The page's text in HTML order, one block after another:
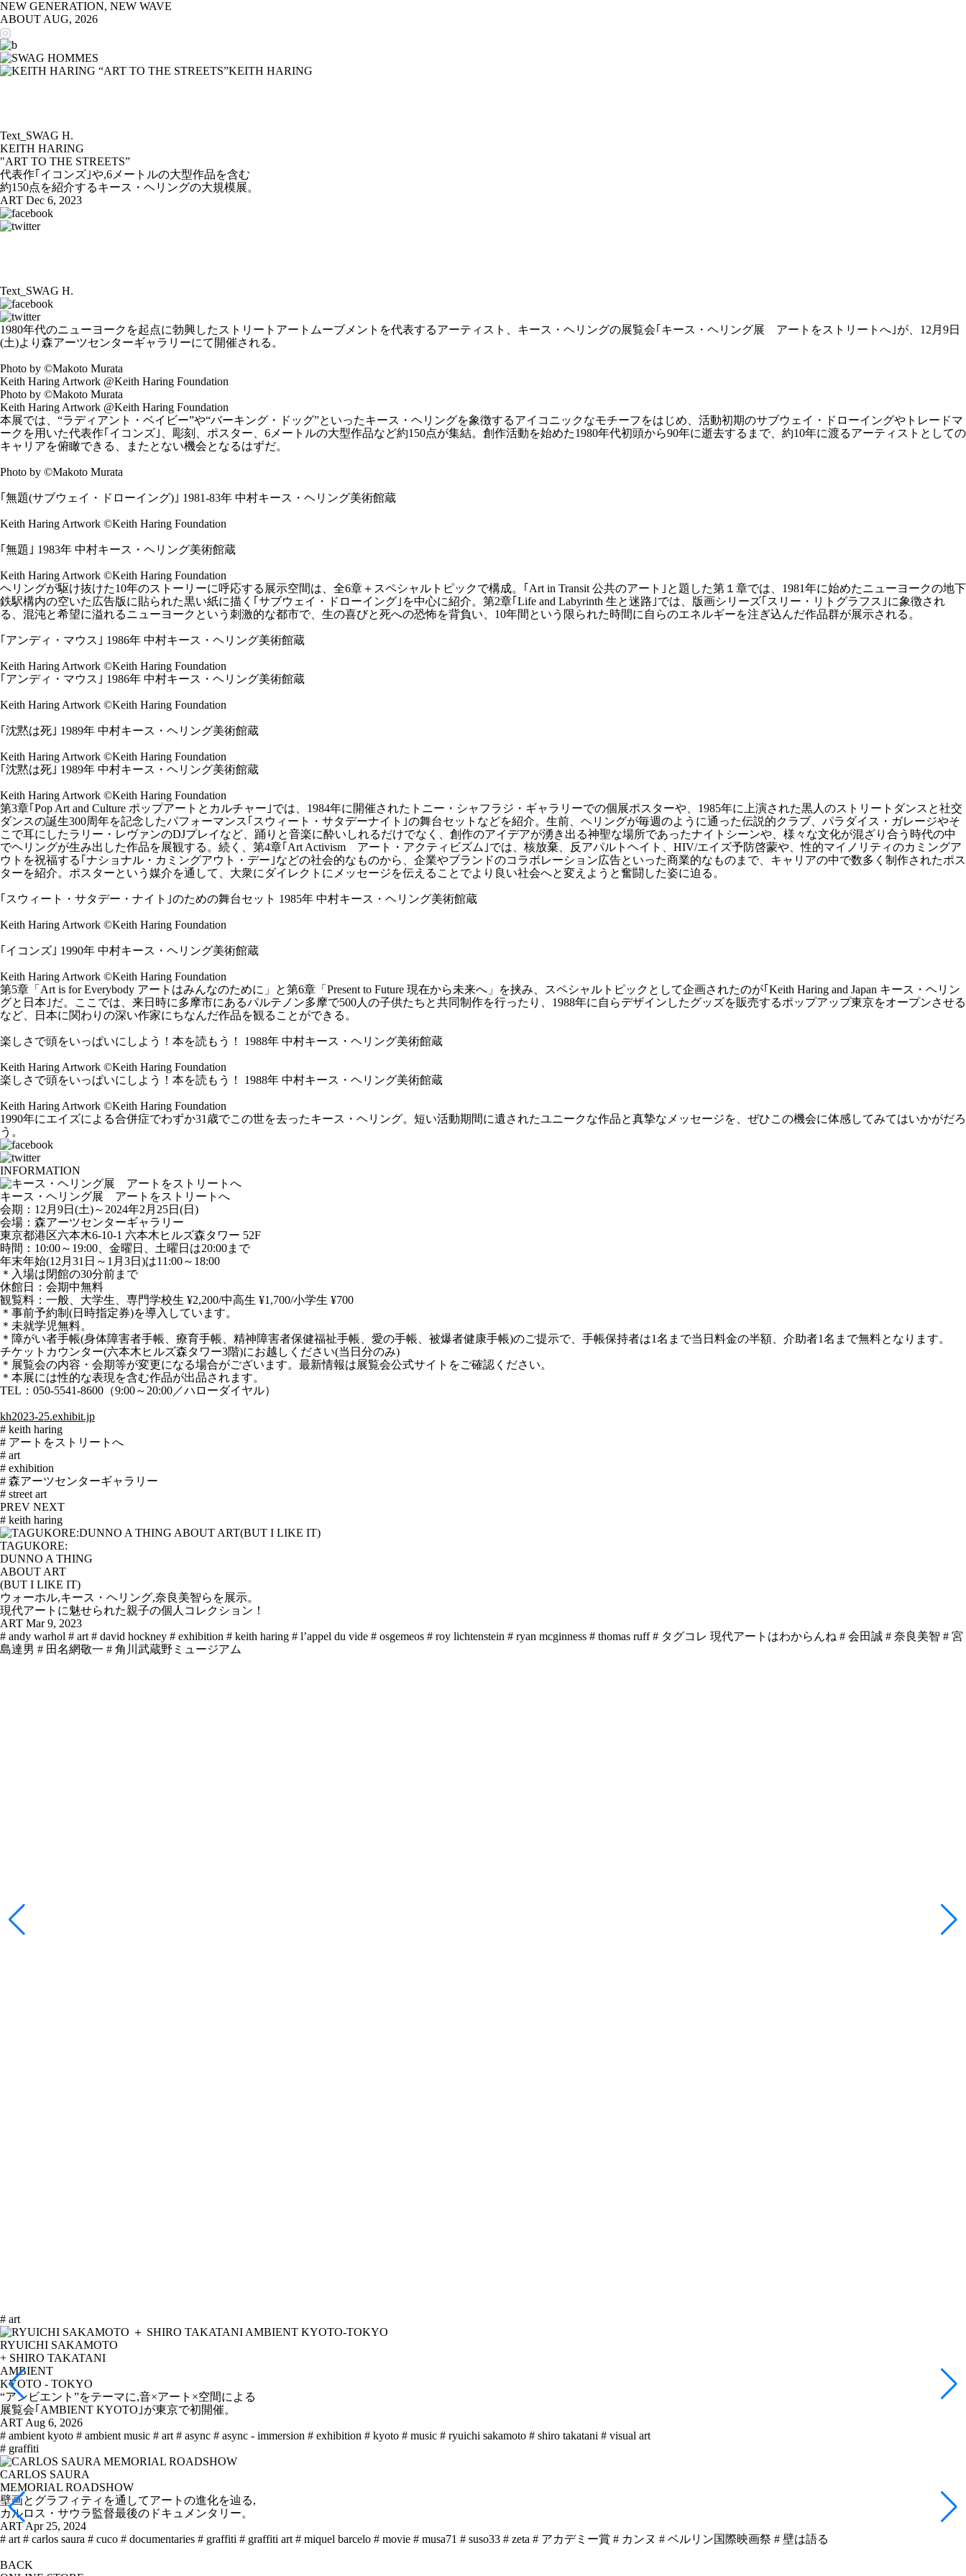
NEW GENERATION, NEW WAVE
ABOUT AUG, 2026
Text_SWAG H.
KEITH HARING
"ART TO THE STREETS”
代表作｢イコンズ｣や,6メートルの大型作品を含む
約150点を紹介するキース・ヘリングの大規模展。
ART Dec 6, 2023
Text_SWAG H.
1980年代のニューヨークを起点に勃興したストリートアートムーブメントを代表するアーティスト、キース・ヘリングの展覧会｢キース・ヘリング展 アートをストリートへ｣が、12月9日
(土)より森アーツセンターギャラリーにて開催される。
Photo by ©Makoto Murata
Keith Haring Artwork @Keith Haring Foundation
Photo by ©Makoto Murata
Keith Haring Artwork @Keith Haring Foundation
本展では、“ラディアント・ベイビー”や“バーキング・ドッグ”といったキース・ヘリングを象徴するアイコニックなモチーフをはじめ、活動初期のサブウェイ・ドローイングやトレードマ
ークを用いた代表作｢イコンズ｣、彫刻、ポスター、6メートルの大型作品など約150点が集結。創作活動を始めた1980年代初頭から90年に逝去するまで、約10年に渡るアーティストとしての
キャリアを俯瞰できる、またとない機会となるはずだ。
Photo by ©Makoto Murata
｢無題(サブウェイ・ドローイング)｣ 1981-83年 中村キース・ヘリング美術館蔵
Keith Haring Artwork ©Keith Haring Foundation
｢無題｣ 1983年 中村キース・ヘリング美術館蔵
Keith Haring Artwork ©Keith Haring Foundation
ヘリングが駆け抜けた10年のストーリーに呼応する展示空間は、全6章＋スペシャルトピックで構成。｢Art in Transit 公共のアート｣と題した第１章では、1981年に始めたニューヨークの地下
鉄駅構内の空いた広告版に貼られた黒い紙に描く｢サブウェイ・ドローイング｣を中心に紹介。第2章｢Life and Labyrinth 生と迷路｣では、版画シリーズ｢スリー・リトグラフス｣に象徴され
る、混沌と希望に溢れるニューヨークという刺激的な都市で、生の喜びと死への恐怖を背負い、10年間という限られた時間に自らのエネルギーを注ぎ込んだ作品群が展示される。
｢アンディ・マウス｣ 1986年 中村キース・ヘリング美術館蔵
Keith Haring Artwork ©Keith Haring Foundation
｢アンディ・マウス｣ 1986年 中村キース・ヘリング美術館蔵
Keith Haring Artwork ©Keith Haring Foundation
｢沈黙は死｣ 1989年 中村キース・ヘリング美術館蔵
Keith Haring Artwork ©Keith Haring Foundation
｢沈黙は死｣ 1989年 中村キース・ヘリング美術館蔵
Keith Haring Artwork ©Keith Haring Foundation
第3章｢Pop Art and Culture ポップアートとカルチャー｣では、1984年に開催されたトニー・シャフラジ・ギャラリーでの個展ポスターや、1985年に上演された黒人のストリートダンスと社交
ダンスの誕生300周年を記念したパフォーマンス｢スウィート・サタデーナイト｣の舞台セットなどを紹介。生前、ヘリングが毎週のように通った伝説的クラブ、パラダイス・ガレージやそ
こで耳にしたラリー・レヴァンのDJプレイなど、踊りと音楽に酔いしれるだけでなく、創作のアイデアが湧き出る神聖な場所であったナイトシーンや、様々な文化が混ざり合う時代の中
でヘリングが生み出した作品を展観する。続く、第4章｢Art Activism アート・アクティビズム｣では、核放棄、反アパルトヘイト、HIV/エイズ予防啓蒙や、性的マイノリティのカミングア
ウトを祝福する｢ナショナル・カミングアウト・デー｣などの社会的なものから、企業やブランドのコラボレーション広告といった商業的なものまで、キャリアの中で数多く制作されたポス
ターを紹介。ポスターという媒介を通して、大衆にダイレクトにメッセージを伝えることでより良い社会へと変えようと奮闘した姿に迫る。
｢スウィート・サタデー・ナイト｣のための舞台セット 1985年 中村キース・ヘリング美術館蔵
Keith Haring Artwork ©Keith Haring Foundation
｢イコンズ｣ 1990年 中村キース・ヘリング美術館蔵
Keith Haring Artwork ©Keith Haring Foundation
第5章「Art is for Everybody アートはみんなのために」と第6章「Present to Future 現在から未来へ」を挟み、スペシャルトピックとして企画されたのが｢Keith Haring and Japan キース・ヘリン
グと日本｣だ。ここでは、来日時に多摩市にあるパルテノン多摩で500人の子供たちと共同制作を行ったり、1988年に自らデザインしたグッズを販売するポップアップ東京をオープンさせる
など、日本に関わりの深い作家にちなんだ作品を観ることができる。
楽しさで頭をいっぱいにしよう！本を読もう！ 1988年 中村キース・ヘリング美術館蔵
Keith Haring Artwork ©Keith Haring Foundation
楽しさで頭をいっぱいにしよう！本を読もう！ 1988年 中村キース・ヘリング美術館蔵
Keith Haring Artwork ©Keith Haring Foundation
1990年にエイズによる合併症でわずか31歳でこの世を去ったキース・ヘリング。短い活動期間に遺されたユニークな作品と真摯なメッセージを、ぜひこの機会に体感してみてはいかがだろ
う。
INFORMATION
キース・ヘリング展 アートをストリートへ
会期：12月9日(土)～2024年2月25日(日)
会場：森アーツセンターギャラリー
東京都港区六本木6-10-1 六本木ヒルズ森タワー 52F
時間：10:00～19:00、金曜日、土曜日は20:00まで
年末年始(12月31日～1月3日)は11:00～18:00
＊入場は閉館の30分前まで
休館日：会期中無料
観覧料：一般、大学生、専門学校生 ¥2,200/中高生 ¥1,700/小学生 ¥700
＊事前予約制(日時指定券)を導入しています。
＊未就学児無料。
＊障がい者手帳(身体障害者手帳、療育手帳、精神障害者保健福祉手帳、愛の手帳、被爆者健康手帳)のご提示で、手帳保持者は1名まで当日料金の半額、介助者1名まで無料となります。
チケットカウンター(六本木ヒルズ森タワー3階)にお越しください(当日分のみ)
＊展覧会の内容・会期等が変更になる場合がございます。最新情報は展覧会公式サイトをご確認ください。
＊本展には性的な表現を含む作品が出品されます。
TEL：050-5541-8600（9:00～20:00／ハローダイヤル）
kh2023-25.exhibit.jp
# keith haring
# アートをストリートへ
# art
# exhibition
# 森アーツセンターギャラリー
# street art
PREV NEXT
# keith haring
TAGUKORE:
DUNNO A THING
ABOUT ART
(BUT I LIKE IT)
ウォーホル,キース・ヘリング,奈良美智らを展示。
現代アートに魅せられた親子の個人コレクション！
ART Mar 9, 2023
# andy warhol # art # david hockney # exhibition # keith haring # lʼappel du vide # osgemeos # roy lichtenstein # ryan mcginness # thomas ruff # タグコレ 現代アートはわからんね # 会田誠 # 奈良美智 # 宮
島達男 # 田名網敬一 # 角川武蔵野ミュージアム
# art
RYUICHI SAKAMOTO
+ SHIRO TAKATANI
AMBIENT
KYOTO - TOKYO
“アンビエント”をテーマに,音×アート×空間による
展覧会｢AMBIENT KYOTO｣が東京で初開催。
ART Aug 6, 2026
# ambient kyoto # ambient music # art # async # async - immersion # exhibition # kyoto # music # ryuichi sakamoto # shiro takatani # visual art
# graffiti
CARLOS SAURA
MEMORIAL ROADSHOW
壁画とグラフィティを通してアートの進化を辿る,
カルロス・サウラ監督最後のドキュメンタリー。
ART Apr 25, 2024
# art # carlos saura # cuco # documentaries # graffiti # graffiti art # miquel barcelo # movie # musa71 # suso33 # zeta # アカデミー賞 # カンヌ # ベルリン国際映画祭 # 壁は語る
BACK